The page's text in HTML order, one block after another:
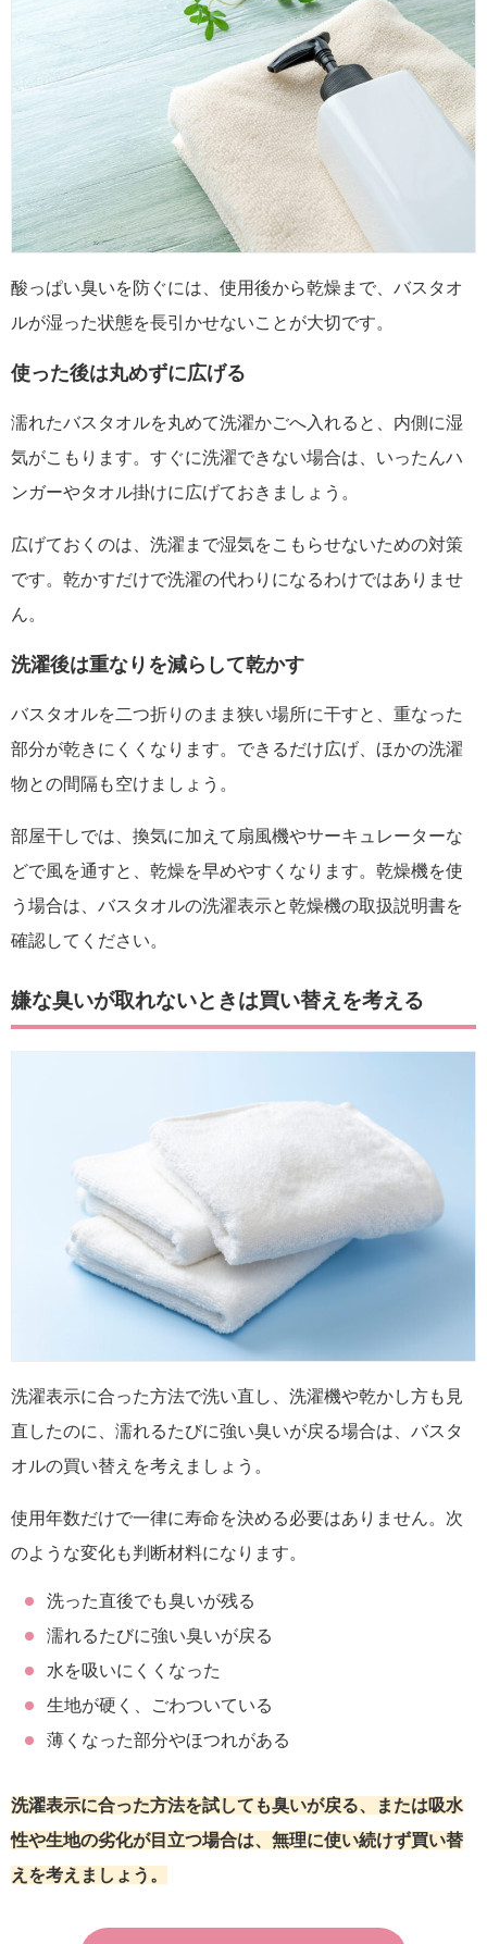
酸っぱい臭いを防ぐには、使用後から乾燥まで、バスタオ
ルが湿った状態を長引かせないことが大切です。
使った後は丸めずに広げる
濡れたバスタオルを丸めて洗濯かごへ入れると、内側に湿
気がこもります。すぐに洗濯できない場合は、いったんハ
ンガーやタオル掛けに広げておきましょう。
広げておくのは、洗濯まで湿気をこもらせないための対策
です。乾かすだけで洗濯の代わりになるわけではありませ
ん。
洗濯後は重なりを減らして乾かす
バスタオルを二つ折りのまま狭い場所に干すと、重なった
部分が乾きにくくなります。できるだけ広げ、ほかの洗濯
物との間隔も空けましょう。
部屋干しでは、換気に加えて扇風機やサーキュレーターな
どで風を通すと、乾燥を早めやすくなります。乾燥機を使
う場合は、バスタオルの洗濯表示と乾燥機の取扱説明書を
確認してください。
嫌な臭いが取れないときは買い替えを考える
洗濯表示に合った方法で洗い直し、洗濯機や乾かし方も見
直したのに、濡れるたびに強い臭いが戻る場合は、バスタ
オルの買い替えを考えましょう。
使用年数だけで一律に寿命を決める必要はありません。次
のような変化も判断材料になります。
洗った直後でも臭いが残る
濡れるたびに強い臭いが戻る
水を吸いにくくなった
生地が硬く、ごわついている
薄くなった部分やほつれがある
洗濯表示に合った方法を試しても臭いが戻る、または吸水
性や生地の劣化が目立つ場合は、無理に使い続けず買い替
えを考えましょう。